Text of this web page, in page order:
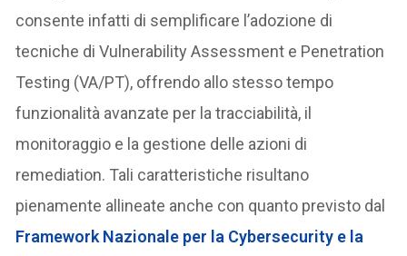
consente infatti di semplificare l’adozione di
tecniche di Vulnerability Assessment e Penetration
Testing (VA/PT), offrendo allo stesso tempo
funzionalità avanzate per la tracciabilità, il
monitoraggio e la gestione delle azioni di
remediation. Tali caratteristiche risultano
pienamente allineate anche con quanto previsto dal
Framework Nazionale per la Cybersecurity e la